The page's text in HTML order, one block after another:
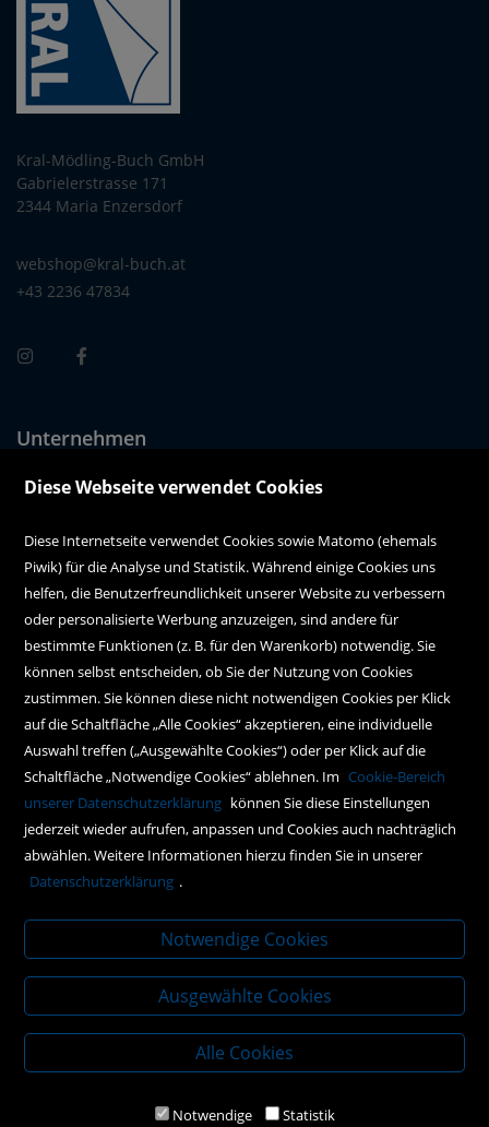
Kral-Mödling-Buch GmbH
Gabrielerstrasse 171
2344 Maria Enzersdorf
webshop@kral-buch.at
+43 2236 47834
Unternehmen
Über uns
Kundenservice
Hilfe
Kontakt
Social Media
Policy
AGBs
Impressum
Datenschutz
Diese Webseite verwendet Cookies
Diese Internetseite verwendet Cookies sowie Matomo (ehemals
Piwik) für die Analyse und Statistik. Während einige Cookies uns
helfen, die Benutzerfreundlichkeit unserer Website zu verbessern
oder personalisierte Werbung anzuzeigen, sind andere für
bestimmte Funktionen (z. B. für den Warenkorb) notwendig. Sie
können selbst entscheiden, ob Sie der Nutzung von Cookies
zustimmen. Sie können diese nicht notwendigen Cookies per Klick
auf die Schaltfläche „Alle Cookies“ akzeptieren, eine individuelle
Auswahl treffen („Ausgewählte Cookies“) oder per Klick auf die
Schaltfläche „Notwendige Cookies“ ablehnen. Im Cookie-Bereich
unserer Datenschutzerklärung können Sie diese Einstellungen
jederzeit wieder aufrufen, anpassen und Cookies auch nachträglich
abwählen. Weitere Informationen hierzu finden Sie in unserer
Datenschutzerklärung .
Notwendige Cookies
Ausgewählte Cookies
Alle Cookies
Notwendige Statistik